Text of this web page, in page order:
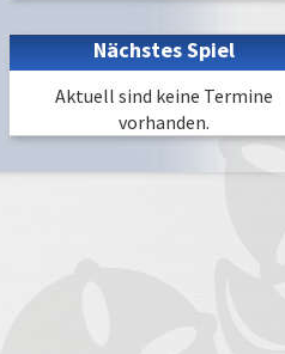
Nächstes Spiel
Aktuell sind keine Termine
vorhanden.